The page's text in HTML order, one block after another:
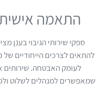
התאמה אישית
ספקי שירותי הגיבוי בענן
להתאים לצרכים הייחודיים
לעומק האבטחה. שירותים
שמאפשרים למנהלים לשלוט